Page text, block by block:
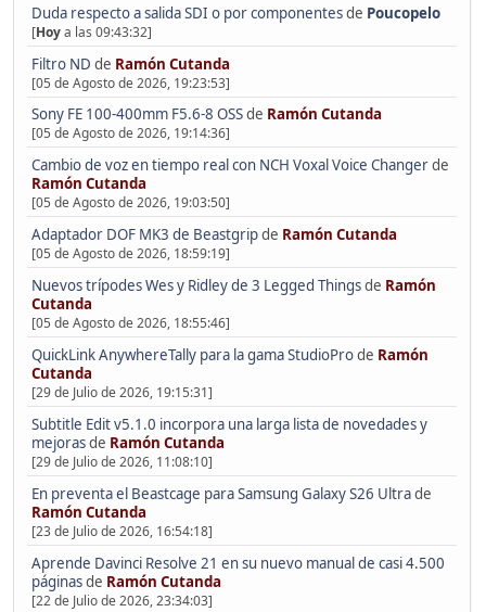
Duda respecto a salida SDI o por componentesde Poucopelo
[Hoya las 09:43:32]
Filtro ND de Ramón Cutanda
[05 de Agosto de 2026, 19:23:53]
Sony FE 100-400mm F5.6-8 OSSde Ramón Cutanda
[05 de Agosto de 2026, 19:14:36]
Cambio de voz en tiempo real con NCH Voxal Voice Changerde
Ramón Cutanda
[05 de Agosto de 2026, 19:03:50]
Adaptador DOF MK3 de Beastgripde Ramón Cutanda
[05 de Agosto de 2026, 18:59:19]
Nuevos trípodes Wes y Ridley de 3 Legged Thingsde Ramón
Cutanda
[05 de Agosto de 2026, 18:55:46]
QuickLink AnywhereTally para la gama StudioProde Ramón
Cutanda
[29 de Julio de 2026, 19:15:31]
Subtitle Edit v5.1.0 incorpora una larga lista de novedades y
mejorasde Ramón Cutanda
[29 de Julio de 2026, 11:08:10]
En preventa el Beastcage para Samsung Galaxy S26 Ultrade
Ramón Cutanda
[23 de Julio de 2026, 16:54:18]
Aprende Davinci Resolve 21 en su nuevo manual de casi 4.500
páginasde Ramón Cutanda
[22 de Julio de 2026, 23:34:03]